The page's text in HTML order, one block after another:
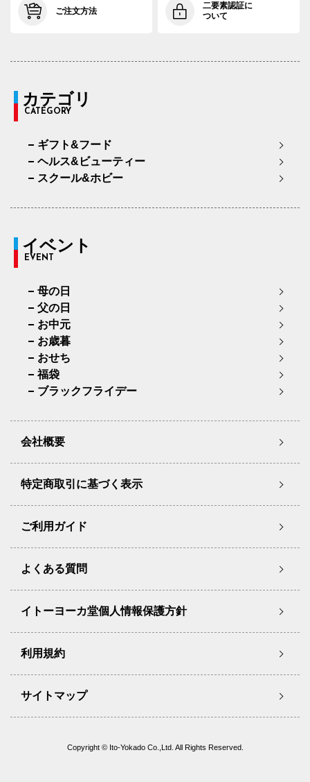
ご注文方法
二要素認証に
ついて
カテゴリ
CATEGORY
ギフト&フード
ヘルス&ビューティー
スクール&ホビー
イベント
EVENT
母の日
父の日
お中元
お歳暮
おせち
福袋
ブラックフライデー
会社概要
特定商取引に基づく表示
ご利用ガイド
よくある質問
イトーヨーカ堂個人情報保護方針
利用規約
サイトマップ
Copyright © Ito-Yokado Co.,Ltd. All Rights Reserved.